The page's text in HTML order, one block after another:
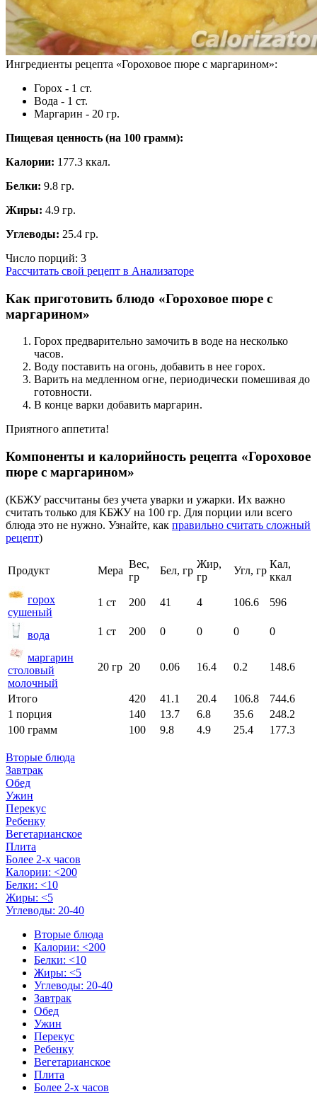
Ингредиенты рецепта «Гороховое пюре с маргарином»:
Горох - 1 ст.
Вода - 1 ст.
Маргарин - 20 гр.
Пищевая ценность (на 100 грамм):
Калории: 177.3 ккал.
Белки: 9.8 гр.
Жиры: 4.9 гр.
Углеводы: 25.4 гр.
Число порций: 3
Рассчитать свой рецепт в Анализаторе
Как приготовить блюдо «Гороховое пюре с
маргарином»
Горох предварительно замочить в воде на несколько
часов.
Воду поставить на огонь, добавить в нее горох.
Варить на медленном огне, периодически помешивая до
готовности.
В конце варки добавить маргарин.
Приятного аппетита!
Компоненты и калорийность рецепта «Гороховое
пюре с маргарином»
(КБЖУ рассчитаны без учета уварки и ужарки. Их важно
считать только для КБЖУ на 100 гр. Для порции или всего
блюда это не нужно. Узнайте, как правильно считать сложный
рецепт)
Продукт Мера
Вес,
гр
Бел, гр
Жир,
гр
Угл, гр
Кал,
ккал
горох
сушеный
1 ст 200 41 4 106.6 596
вода 1 ст 200 0 0 0 0
маргарин
столовый
молочный
20 гр 20 0.06 16.4 0.2 148.6
Итого 420 41.1 20.4 106.8
744.6
1 порция
140 13.7 6.8 35.6
248.2
100 грамм
100 9.8 4.9 25.4 177.3
Вторые блюда
Завтрак
Обед
Ужин
Перекус
Ребенку
Вегетарианское
Плита
Более 2-х часов
Калории: <200
Белки: <10
Жиры: <5
Углеводы: 20-40
Вторые блюда
Калории: <200
Белки: <10
Жиры: <5
Углеводы: 20-40
Завтрак
Обед
Ужин
Перекус
Ребенку
Вегетарианское
Плита
Более 2-х часов